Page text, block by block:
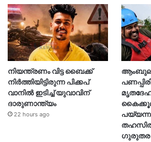
നിയന്ത്രണം വിട്ട ബൈക്ക്
നിർത്തിയിട്ടിരുന്ന പിക്കപ്
വാനിൽ ഇടിച്ച് യുവാവിന്
ദാരുണാന്ത്യം
22 hours ago